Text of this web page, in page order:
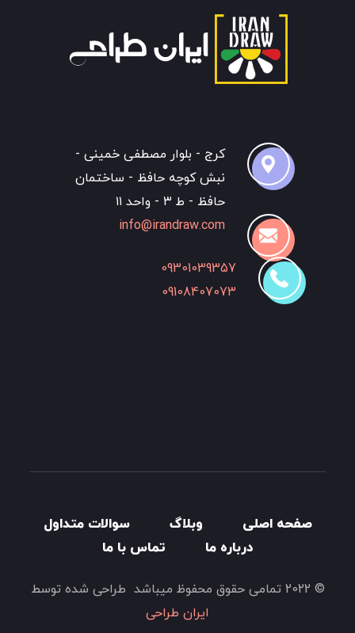
کرج - بلوار مصطفی خمینی -
نبش کوچه حافظ - ساختمان
حافظ - ط ۳ - واحد ۱۱
info@irandraw.com
09301039357
09108407073
صفحه اصلی وبلاگ
سوالات متداول
درباره ما
تماس با ما
© 2022 تمامی حقوق محفوظ میباشد طراحی شده توسط
ایران طراحی